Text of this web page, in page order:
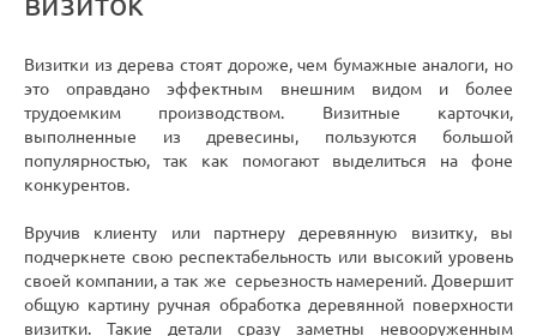
Визитки из дерева стоят дороже, чем бумажные аналоги, но
это оправдано эффектным внешним видом и более
трудоемким производством. Визитные карточки,
выполненные из древесины, пользуются большой
популярностью, так как помогают выделиться на фоне
конкурентов.
Вручив клиенту или партнеру деревянную визитку, вы
подчеркнете свою респектабельность или высокий уровень
своей компании, а так же серьезность намерений. Довершит
общую картину ручная обработка деревянной поверхности
визитки. Такие детали сразу заметны невооруженным